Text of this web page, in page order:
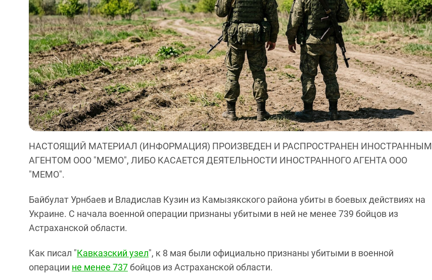
НАСТОЯЩИЙ МАТЕРИАЛ (ИНФОРМАЦИЯ) ПРОИЗВЕДЕН И РАСПРОСТРАНЕН ИНОСТРАННЫМ
АГЕНТОМ ООО "МЕМО", ЛИБО КАСАЕТСЯ ДЕЯТЕЛЬНОСТИ ИНОСТРАННОГО АГЕНТА ООО
"МЕМО".
Байбулат Урнбаев и Владислав Кузин из Камызякского района убиты в боевых действиях на
Украине. С начала военной операции признаны убитыми в ней не менее 739 бойцов из
Астраханской области.
Как писал "Кавказский узел", к 8 мая были официально признаны убитыми в военной
операции не менее 737бойцов из Астраханской области.